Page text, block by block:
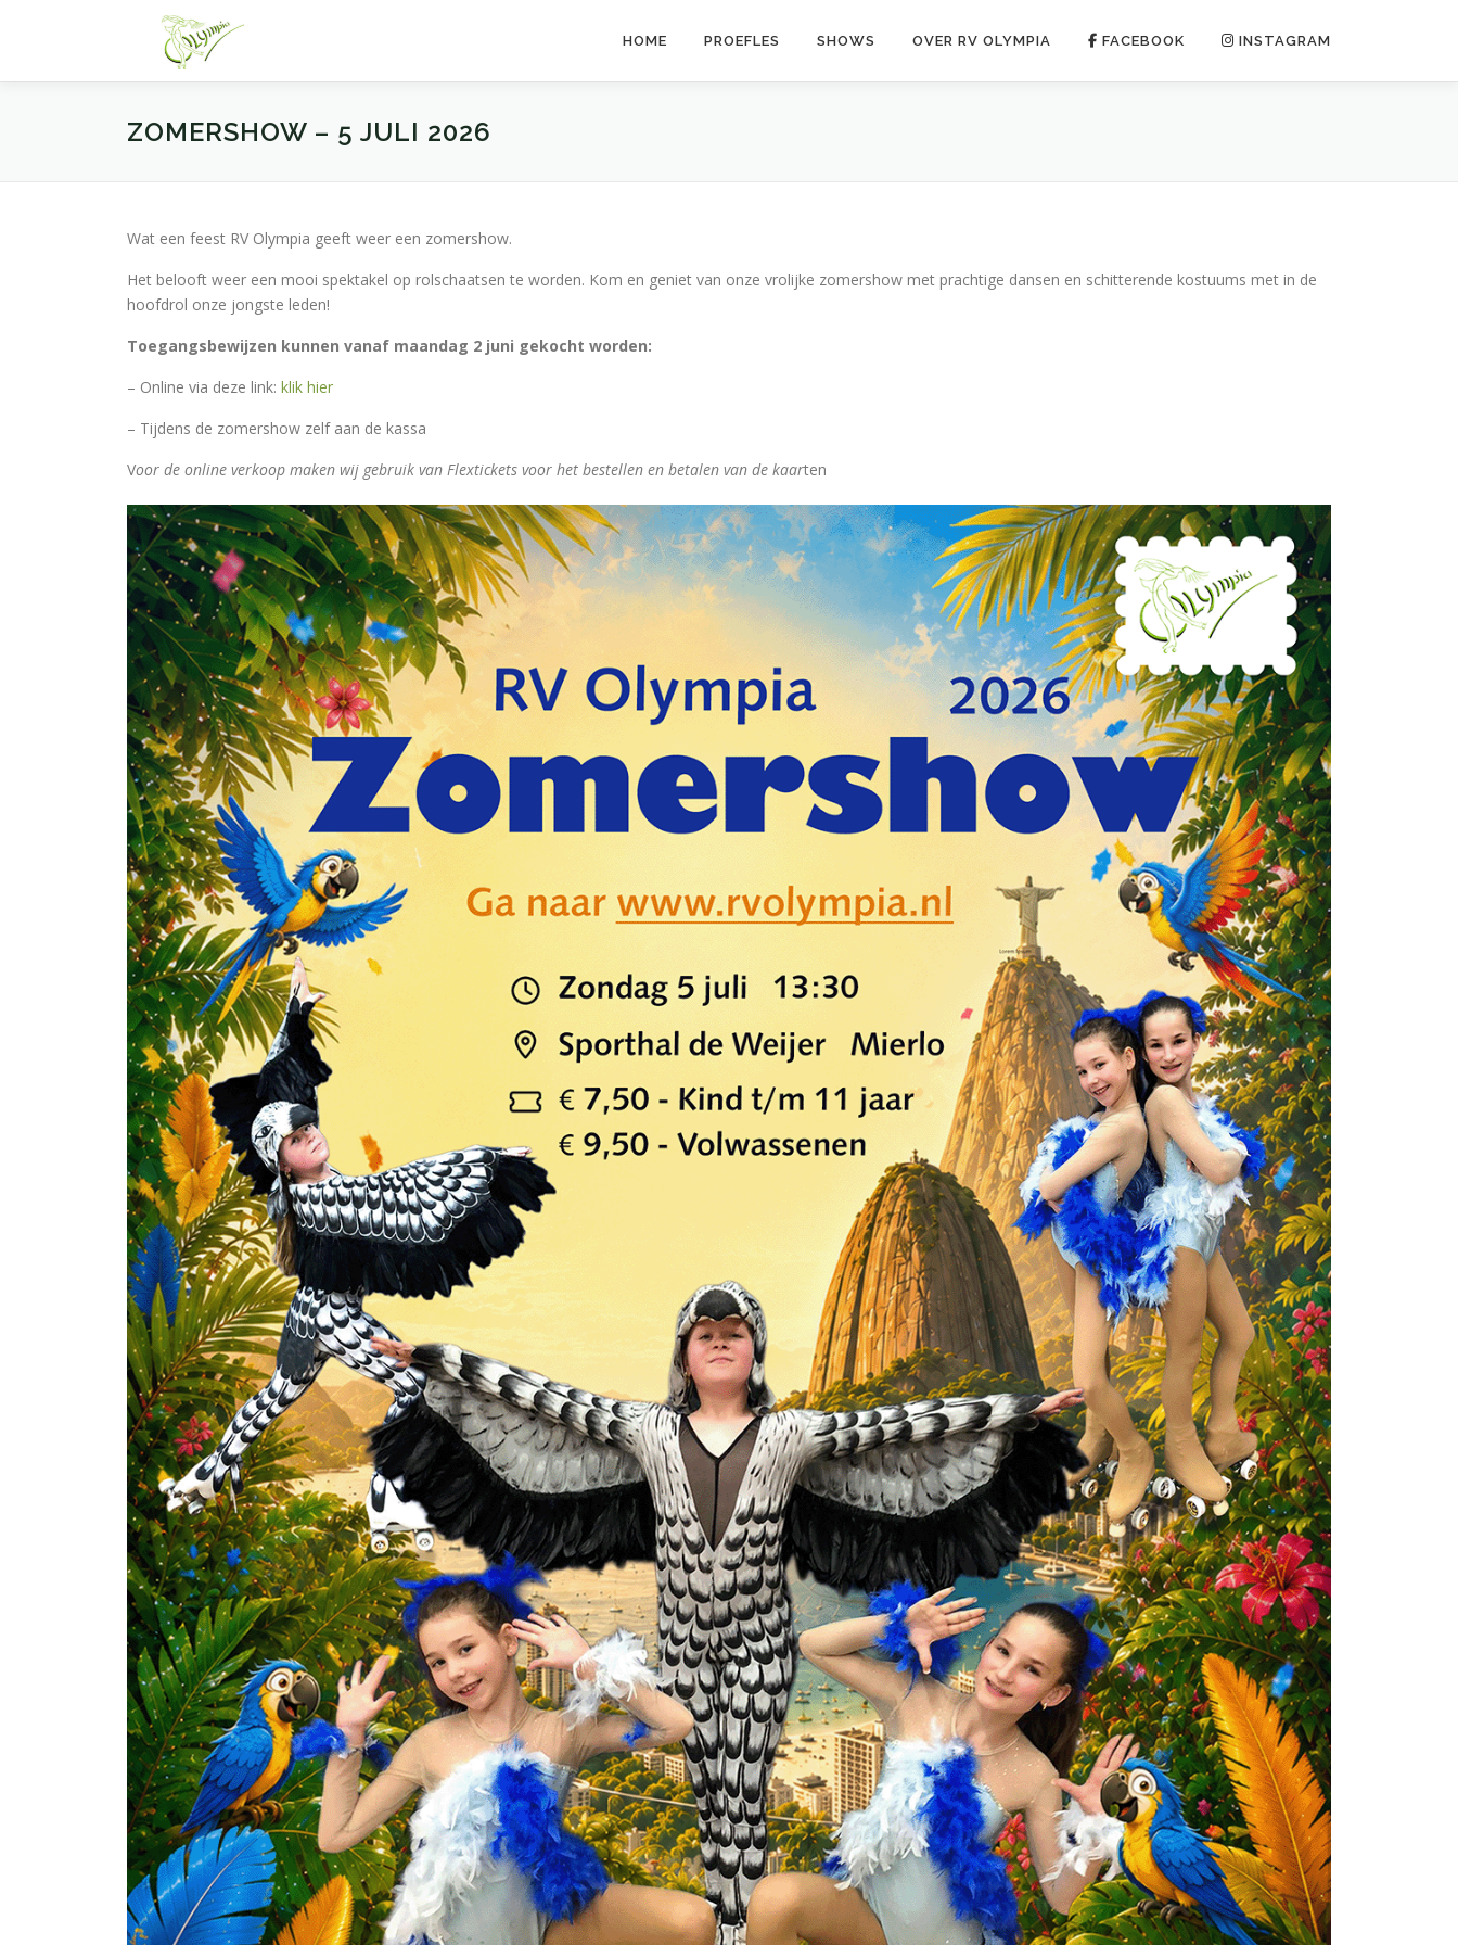
inhoud
HOME PROEFLES SHOWS OVER RV OLYMPIA FACEBOOK INSTAGRAM
ZOMERSHOW – 5 JULI 2026
Wat een feest RV Olympia geeft weer een zomershow.
Het belooft weer een mooi spektakel op rolschaatsen te worden. Kom en geniet van onze vrolijke zomershow met prachtige dansen en schitterende kostuums met in de
hoofdrol onze jongste leden!
Toegangsbewijzen kunnen vanaf maandag 2 juni gekocht worden:
– Online via deze link: klik hier
– Tijdens de zomershow zelf aan de kassa
Voor de online verkoop maken wij gebruik van Flextickets voor het bestellen en betalen van de kaarten